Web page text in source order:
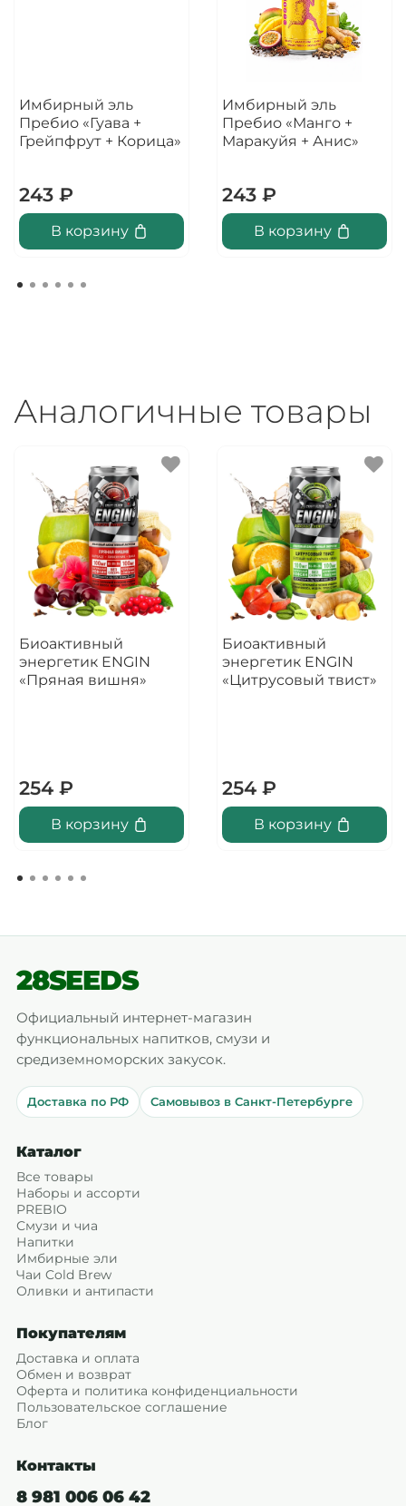
Имбирный эль
Пребио «Гуава +
Грейпфрут + Корица»
243 ₽
В корзину
Имбирный эль
Пребио «Манго +
Маракуйя + Анис»
243 ₽
В корзину
Аналогичные товары
Биоактивный
энергетик ENGIN
«Пряная вишня»
254 ₽
В корзину
Биоактивный
энергетик ENGIN
«Цитрусовый твист»
254 ₽
В корзину
28SEEDS
Официальный интернет-магазин
функциональных напитков, смузи и
средиземноморских закусок.
Доставка по РФ Самовывоз в Санкт-Петербурге
Каталог
Все товары
Наборы и ассорти
PREBIO
Смузи и чиа
Напитки
Имбирные эли
Чаи Cold Brew
Оливки и антипасти
Покупателям
Доставка и оплата
Обмен и возврат
Оферта и политика конфиденциальности
Пользовательское соглашение
Блог
Контакты
8 981 006 06 42